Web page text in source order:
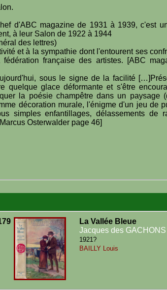
d'ABC magazine de 1931 à 1939, c'est
à leur Salon de 1922 à 1944
des lettres)
et à la sympathie dont l'entourent ses
française des artistes. [ABC
sous le signe de la facilité
quelque glace déformante et s'être
la poésie champêtre dans un paysage
décoration murale, l'énigme d'un jeu de
simples enfantillages, délassements de
Osterwalder page 46]
La Vallée Bleue
Jacques des GACHONS
1921?
BAILLY Louis